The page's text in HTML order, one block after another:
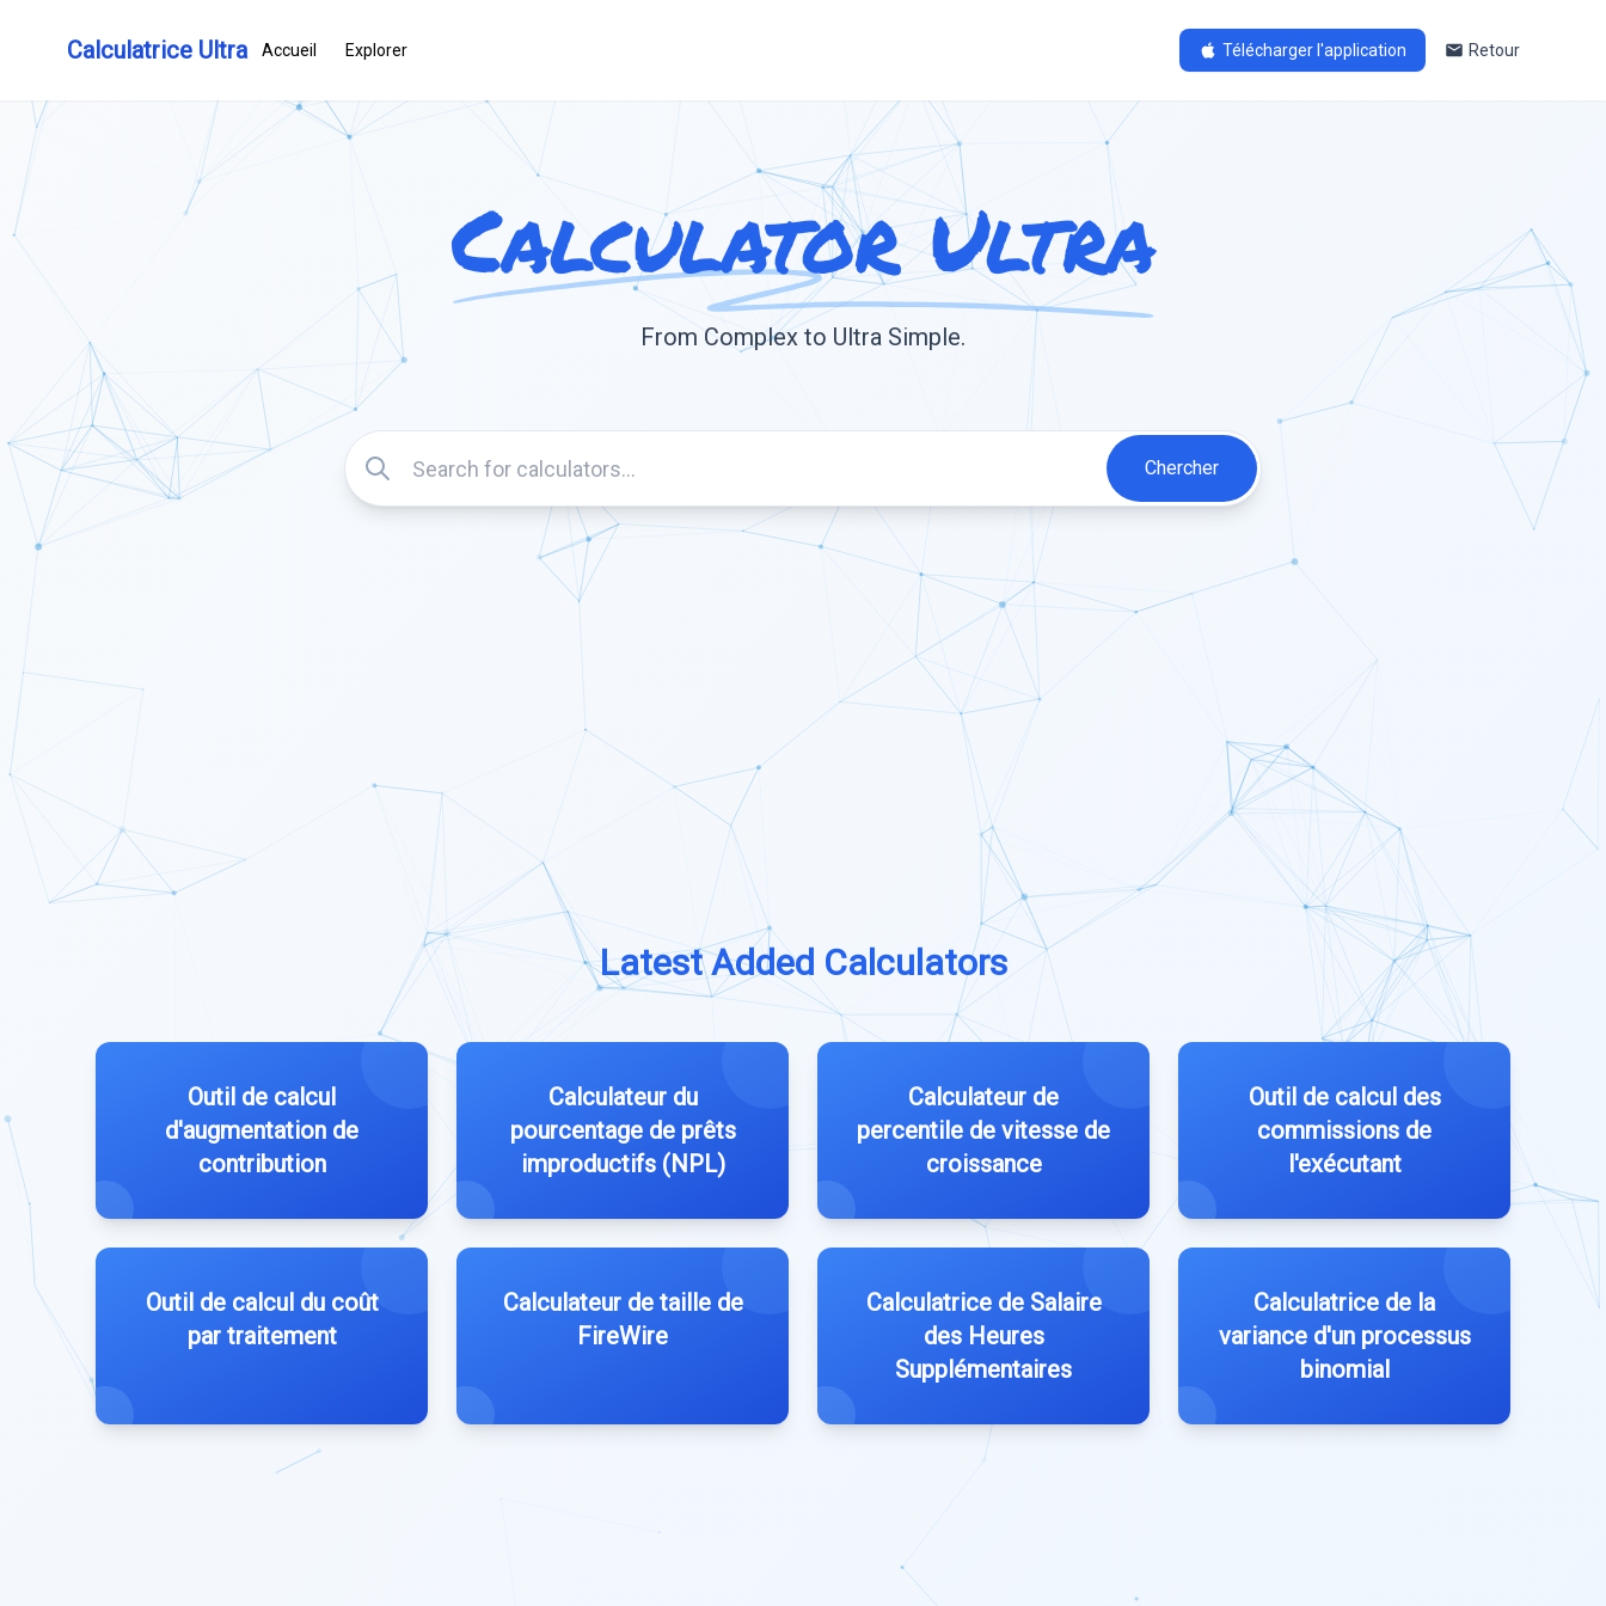
Calculatrice Ultra Accueil Explorer Télécharger l'application Retour
Calculator Ultra
From Complex to Ultra Simple.
Chercher
Latest Added Calculators
Outil de calcul
d'augmentation de
contribution
Calculateur du
pourcentage de prêts
improductifs (NPL)
Calculateur de
percentile de vitesse de
croissance
Outil de calcul des
commissions de
l'exécutant
Outil de calcul du coût
par traitement
Calculateur de taille de
FireWire
Calculatrice de Salaire
des Heures
Supplémentaires
Calculatrice de la
variance d'un processus
binomial